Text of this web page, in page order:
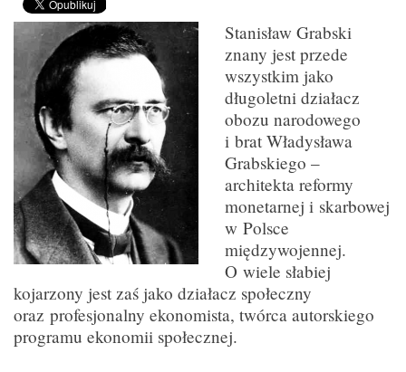
Stanisław Grabski
znany jest przede
wszystkim jako
długoletni działacz
obozu narodowego
i brat Władysława
Grabskiego –
architekta reformy
monetarnej i skarbowej
w Polsce
międzywojennej.
O wiele słabiej
kojarzony jest zaś jako działacz społeczny
oraz profesjonalny ekonomista, twórca autorskiego
programu ekonomii społecznej.